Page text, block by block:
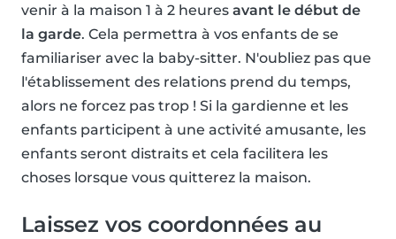
venir à la maison 1 à 2 heures avant le début de
la garde. Cela permettra à vos enfants de se
familiariser avec la baby-sitter. N'oubliez pas que
l'établissement des relations prend du temps,
alors ne forcez pas trop ! Si la gardienne et les
enfants participent à une activité amusante, les
enfants seront distraits et cela facilitera les
choses lorsque vous quitterez la maison.
Laissez vos coordonnées au